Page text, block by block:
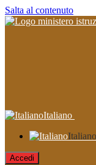
Salta al contenuto
Italiano
Italiano
Accedi